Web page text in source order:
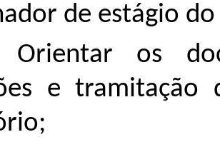
de estágio
Orientar os
e